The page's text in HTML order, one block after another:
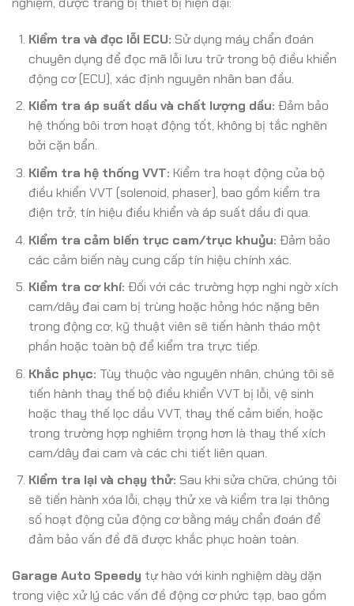
Kiểm tra và đọc lỗi ECU: Sử dụng máy chẩn đoán
chuyên dụng để đọc mã lỗi lưu trữ trong bộ điều khiển
động cơ (ECU), xác định nguyên nhân ban đầu.
Kiểm tra áp suất dầu và chất lượng dầu: Đảm bảo
hệ thống bôi trơn hoạt động tốt, không bị tắc nghẽn
bởi cặn bẩn.
Kiểm tra hệ thống VVT: Kiểm tra hoạt động của bộ
điều khiển VVT (solenoid, phaser), bao gồm kiểm tra
điện trở, tín hiệu điều khiển và áp suất dầu đi qua.
Kiểm tra cảm biến trục cam/trục khuỷu: Đảm bảo
các cảm biến này cung cấp tín hiệu chính xác.
Kiểm tra cơ khí: Đối với các trường hợp nghi ngờ xích
cam/dây đai cam bị trùng hoặc hỏng hóc nặng bên
trong động cơ, kỹ thuật viên sẽ tiến hành tháo một
phần hoặc toàn bộ để kiểm tra trực tiếp.
Khắc phục: Tùy thuộc vào nguyên nhân, chúng tôi sẽ
tiến hành thay thế bộ điều khiển VVT bị lỗi, vệ sinh
hoặc thay thế lọc dầu VVT, thay thế cảm biến, hoặc
trong trường hợp nghiêm trọng hơn là thay thế xích
cam/dây đai cam và các chi tiết liên quan.
Kiểm tra lại và chạy thử: Sau khi sửa chữa, chúng tôi
sẽ tiến hành xóa lỗi, chạy thử xe và kiểm tra lại thông
số hoạt động của động cơ bằng máy chẩn đoán để
đảm bảo vấn đề đã được khắc phục hoàn toàn.
Garage Auto Speedy tự hào với kinh nghiệm dày dặn
trong việc xử lý các vấn đề động cơ phức tạp, bao gồm